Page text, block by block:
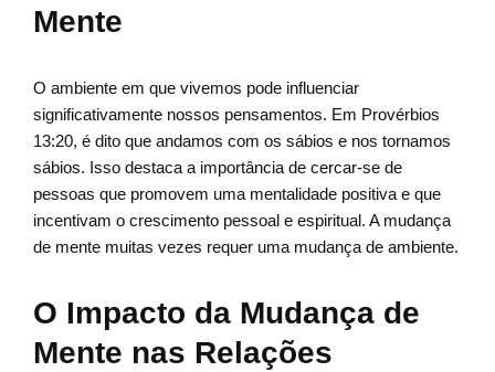
Mente
O ambiente em que vivemos pode influenciar
significativamente nossos pensamentos. Em Provérbios
13:20, é dito que andamos com os sábios e nos tornamos
sábios. Isso destaca a importância de cercar-se de
pessoas que promovem uma mentalidade positiva e que
incentivam o crescimento pessoal e espiritual. A mudança
de mente muitas vezes requer uma mudança de ambiente.
O Impacto da Mudança de
Mente nas Relações